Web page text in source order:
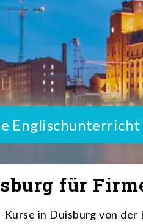
für
in Duisburg von